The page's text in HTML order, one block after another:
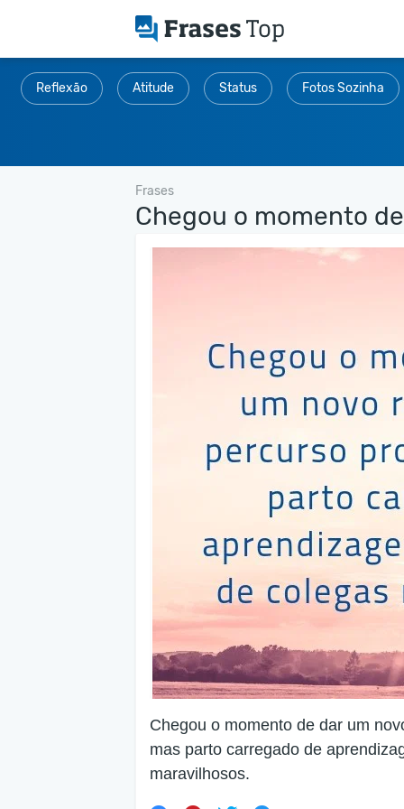
Reflexão Atitude Status Fotos Sozinha
Frases
Chegou o momento
Chegou o momento de dar um
mas parto carregado de
maravilhosos.